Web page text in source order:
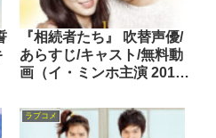
『相続者たち』 吹替声優/
あらすじ/キャスト/無料動
画（イ・ミンホ主演 2013
ラブコメ